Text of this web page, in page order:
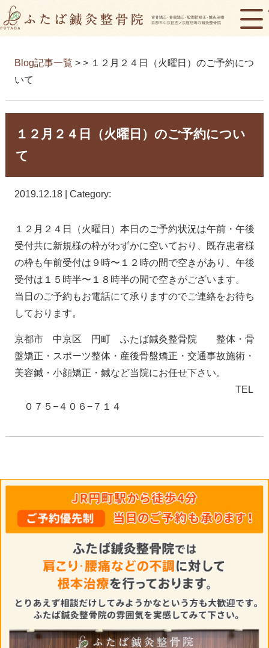
Blog記事一覧 > > １２月２４日（火曜日）のご予約につ
いて
１２月２４日（火曜日）のご予約につい
て
2019.12.18 | Category:
１２月２４日（火曜日）本日のご予約状況は午前・午後
受付共に新規様の枠がわずかに空いており、既存患者様
の枠も午前受付は９時〜１２時の間で空きがあり、午後
受付は１５時半〜１８時半の間で空きがございます。
当日のご予約もお電話にて承りますのでご連絡をお待ち
しております。
京都市 中京区 円町 ふたば鍼灸整骨院 整体・骨
盤矯正・スポーツ整体・産後骨盤矯正・交通事故施術・
美容鍼・小顔矯正・鍼など当院にお任せ下さい。
TEL
０７５−４０６−７１４